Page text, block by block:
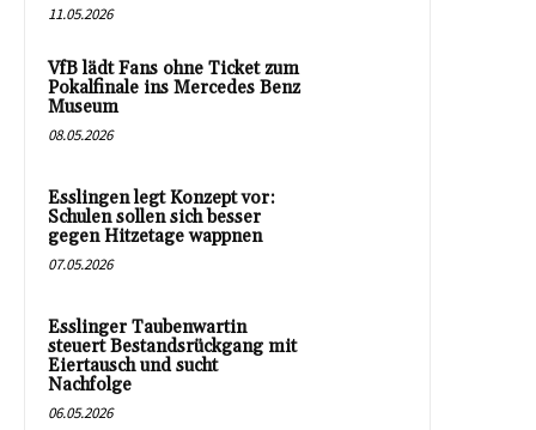
11.05.2026
VfB lädt Fans ohne Ticket zum
Pokalfinale ins Mercedes Benz
Museum
08.05.2026
Esslingen legt Konzept vor:
Schulen sollen sich besser
gegen Hitzetage wappnen
07.05.2026
Esslinger Taubenwartin
steuert Bestandsrückgang mit
Eiertausch und sucht
Nachfolge
06.05.2026